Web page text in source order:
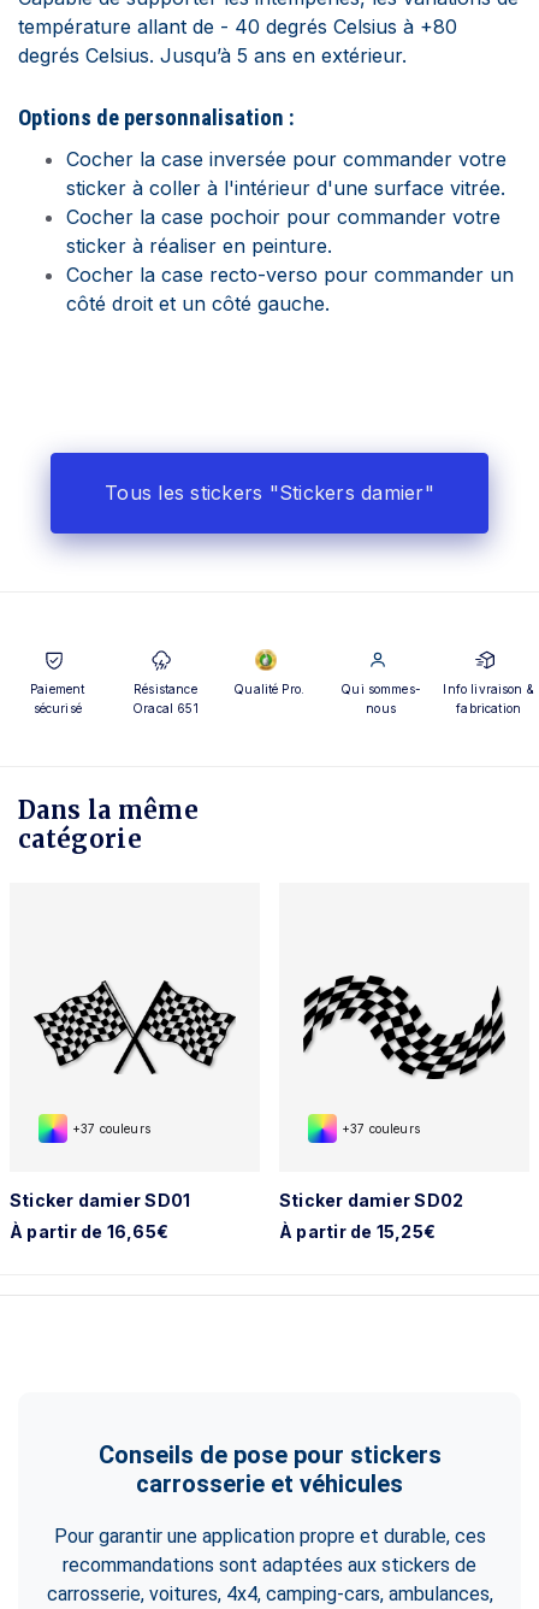
température allant de - 40 degrés Celsius à +80
degrés Celsius. Jusqu’à 5 ans en extérieur.
Options de personnalisation :
Cocher la case inversée pour commander votre
sticker à coller à l'intérieur d'une surface vitrée.
Cocher la case pochoir pour commander votre
sticker à réaliser en peinture.
Cocher la case recto-verso pour commander un
côté droit et un côté gauche.
Tous les stickers "Stickers damier"
Paiement
sécurisé
Résistance
Oracal 651
Qualité Pro.
Qui sommes-
nous
Info livraison &
fabrication
Dans la même
catégorie
+37 couleurs
Sticker damier SD01
À partir de 16,65€
+37 couleurs
Sticker damier SD02
À partir de 15,25€
Conseils de pose pour stickers
carrosserie et véhicules
Pour garantir une application propre et durable, ces
recommandations sont adaptées aux stickers de
carrosserie, voitures, 4x4, camping-cars, ambulances,